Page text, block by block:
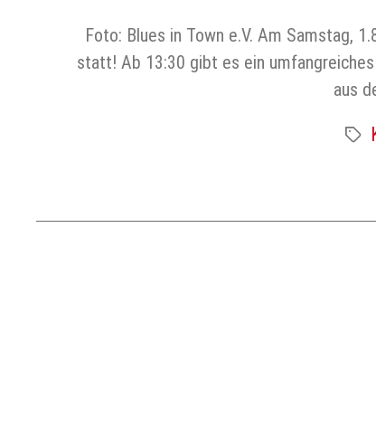
Foto: Blues in Town e.V. Am Samstag,
statt! Ab 13:30 gibt es ein
aus